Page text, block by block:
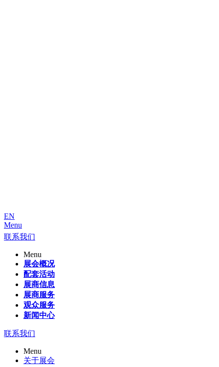
EN
Menu
联系我们
Menu
展会概况
配套活动
展商信息
展商服务
观众服务
新闻中心
联系我们
Menu
关于展会